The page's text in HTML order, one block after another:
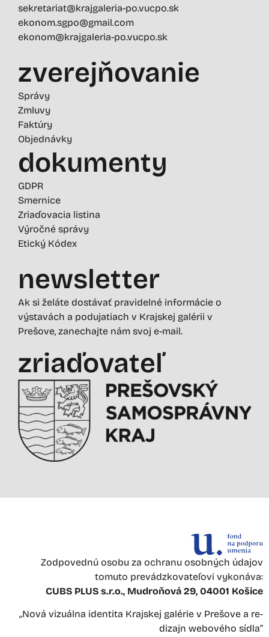
sekretariat@krajgaleria-po.vucpo.sk
ekonom.sgpo@gmail.com
ekonom@krajgaleria-po.vucpo.sk
zverejňovanie
Správy
Zmluvy
Faktúry
Objednávky
dokumenty
GDPR
Smernice
Zriaďovacia listina
Výročné správy
Etický Kódex
newsletter
Ak si želáte dostávať pravidelné informácie o
výstavách a podujatiach v Krajskej galérii v
Prešove, zanechajte nám svoj e-mail.
zriaďovateľ
Zodpovednú osobu za ochranu osobných údajov
tomuto prevádzkovateľovi vykonáva:
CUBS PLUS s.r.o., Mudroňová 29, 04001 Košice
„Nová vizuálna identita Krajskej galérie v Prešove a re-
dizajn webového sídla“